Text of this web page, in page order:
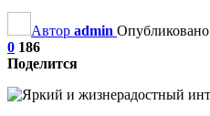
Автор admin Опубликовано
0 186
Поделится